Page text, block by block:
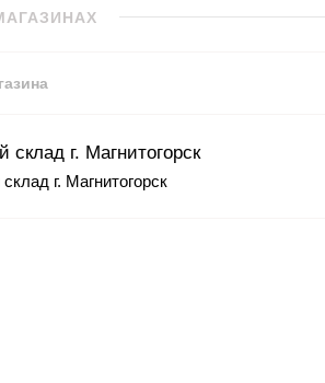
склад г. Магнитогорск
г. Магнитогорск